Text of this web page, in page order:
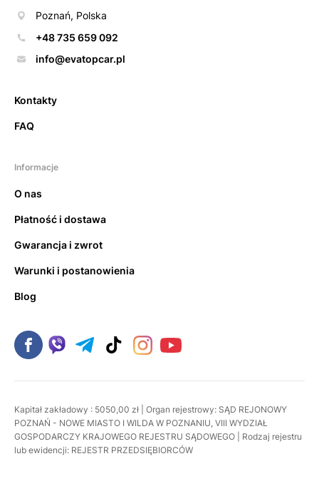
Poznań, Polska
+48 735 659 092
info@evatopcar.pl
Kontakty
FAQ
Informacje
O nas
Płatność i dostawa
Gwarancja i zwrot
Warunki i postanowienia
Blog
Kapitał zakładowy : 5050,00 zł | Organ rejestrowy: SĄD REJONOWY
POZNAŃ - NOWE MIASTO I WILDA W POZNANIU, VIII WYDZIAŁ
GOSPODARCZY KRAJOWEGO REJESTRU SĄDOWEGO | Rodzaj rejestru
lub ewidencji: REJESTR PRZEDSIĘBIORCÓW